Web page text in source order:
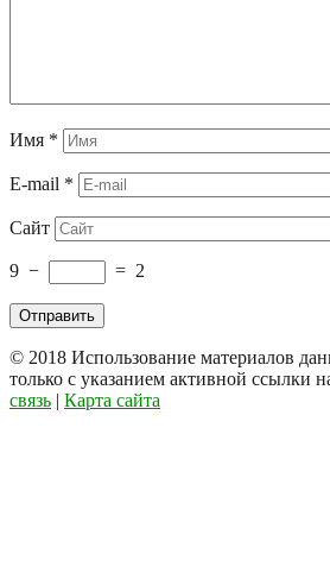
Имя *
E-mail *
Сайт
9 − = 2
© 2018 Использование материалов
только с указанием активной ссылки
связь | Карта сайта